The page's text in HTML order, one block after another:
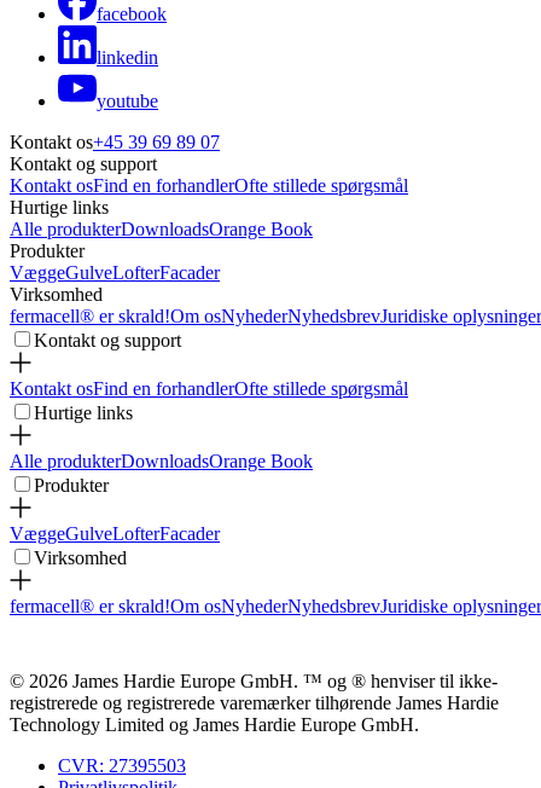
facebook
linkedin
youtube
Kontakt os+45 39 69 89 07
Kontakt og support
Kontakt osFind en forhandlerOfte stillede spørgsmål
Hurtige links
Alle produkterDownloadsOrange Book
Produkter
VæggeGulveLofterFacader
Virksomhed
fermacell® er skrald!Om osNyhederNyhedsbrevJuridiske oplysninger
Kontakt og support
Kontakt osFind en forhandlerOfte stillede spørgsmål
Hurtige links
Alle produkterDownloadsOrange Book
Produkter
VæggeGulveLofterFacader
Virksomhed
fermacell® er skrald!Om osNyhederNyhedsbrevJuridiske oplysninger
© 2026 James Hardie Europe GmbH. ™ og ® henviser til ikke-
registrerede og registrerede varemærker tilhørende James Hardie
Technology Limited og James Hardie Europe GmbH.
CVR: 27395503